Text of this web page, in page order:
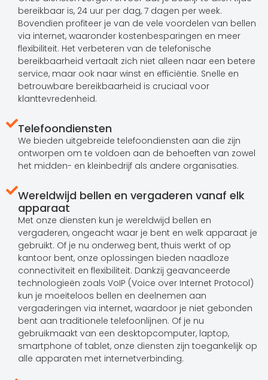
bereikbaar is, 24 uur per dag, 7 dagen per week.
Bovendien profiteer je van de vele voordelen van bellen
via internet, waaronder kostenbesparingen en meer
flexibiliteit. Het verbeteren van de telefonische
bereikbaarheid vertaalt zich niet alleen naar een betere
service, maar ook naar winst en efficiëntie. Snelle en
betrouwbare bereikbaarheid is cruciaal voor
klanttevredenheid.
Telefoondiensten
We bieden uitgebreide telefoondiensten aan die zijn
ontworpen om te voldoen aan de behoeften van zowel
het midden- en kleinbedrijf als andere organisaties.
Wereldwijd bellen en vergaderen vanaf elk
apparaat
Met onze diensten kun je wereldwijd bellen en
vergaderen, ongeacht waar je bent en welk apparaat je
gebruikt. Of je nu onderweg bent, thuis werkt of op
kantoor bent, onze oplossingen bieden naadloze
connectiviteit en flexibiliteit. Dankzij geavanceerde
technologieën zoals VoIP (Voice over Internet Protocol)
kun je moeiteloos bellen en deelnemen aan
vergaderingen via internet, waardoor je niet gebonden
bent aan traditionele telefoonlijnen. Of je nu
gebruikmaakt van een desktopcomputer, laptop,
smartphone of tablet, onze diensten zijn toegankelijk op
alle apparaten met internetverbinding.